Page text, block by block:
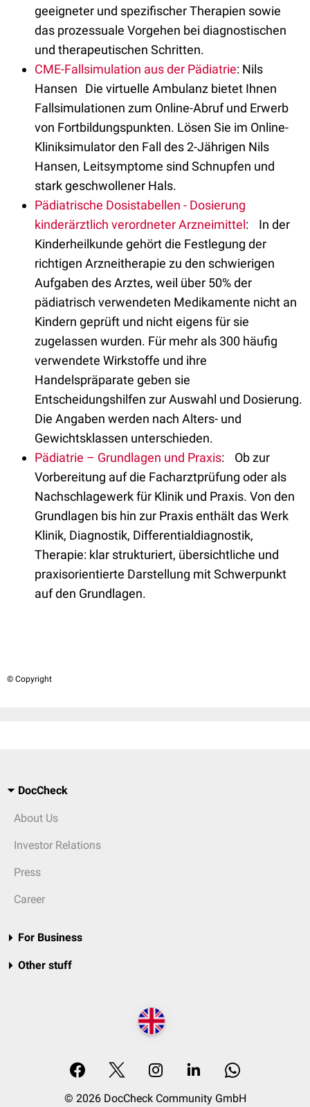
geeigneter und spezifischer Therapien sowie
das prozessuale Vorgehen bei diagnostischen
und therapeutischen Schritten.
CME-Fallsimulation aus der Pädiatrie: Nils
Hansen Die virtuelle Ambulanz bietet Ihnen
Fallsimulationen zum Online-Abruf und Erwerb
von Fortbildungspunkten. Lösen Sie im Online-
Kliniksimulator den Fall des 2-Jährigen Nils
Hansen, Leitsymptome sind Schnupfen und
stark geschwollener Hals.
Pädiatrische Dosistabellen - Dosierung
kinderärztlich verordneter Arzneimittel: In der
Kinderheilkunde gehört die Festlegung der
richtigen Arzneitherapie zu den schwierigen
Aufgaben des Arztes, weil über 50% der
pädiatrisch verwendeten Medikamente nicht an
Kindern geprüft und nicht eigens für sie
zugelassen wurden. Für mehr als 300 häufig
verwendete Wirkstoffe und ihre
Handelspräparate geben sie
Entscheidungshilfen zur Auswahl und Dosierung.
Die Angaben werden nach Alters- und
Gewichtsklassen unterschieden.
Pädiatrie – Grundlagen und Praxis: Ob zur
Vorbereitung auf die Facharztprüfung oder als
Nachschlagewerk für Klinik und Praxis. Von den
Grundlagen bis hin zur Praxis enthält das Werk
Klinik, Diagnostik, Differentialdiagnostik,
Therapie: klar strukturiert, übersichtliche und
praxisorientierte Darstellung mit Schwerpunkt
auf den Grundlagen.
© Copyright
DocCheck
About Us
Investor Relations
Press
Career
For Business
Other stuff
© 2026 DocCheck Community GmbH